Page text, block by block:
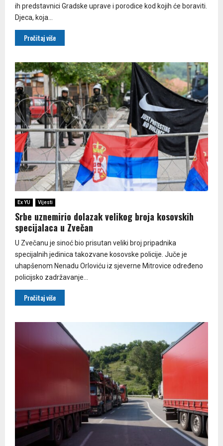
ih predstavnici Gradske uprave i porodice kod kojih će boraviti.
Djeca, koja...
Pročitaj više
Ex YU Vijesti
Srbe uznemirio dolazak velikog broja kosovskih
specijalaca u Zvečan
U Zvečanu je sinoć bio prisutan veliki broj pripadnika
specijalnih jedinica takozvane kosovske policije. Juče je
uhapšenom Nenadu Orloviću iz sjeverne Mitrovice određeno
policijsko zadržavanje...
Pročitaj više